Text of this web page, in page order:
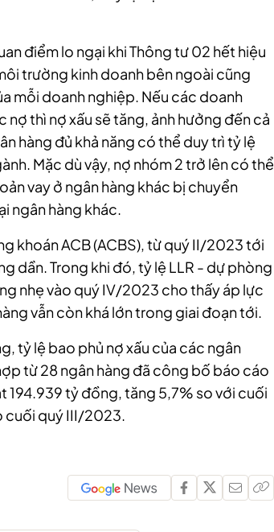
điểm lo ngại khi Thông tư 02 hết hiệu
trường kinh doanh bên ngoài cũng
mỗi doanh nghiệp. Nếu các doanh
thì nợ xấu sẽ tăng, ảnh hưởng đến cả
hàng đủ khả năng có thể duy trì tỷ lệ
Mặc dù vậy, nợ nhóm 2 trở lên có thể
vay ở ngân hàng khác bị chuyển
ngân hàng khác.
khoán ACB (ACBS), từ quý II/2023 tới
dần. Trong khi đó, tỷ lệ LLR - dự phòng
nhẹ vào quý IV/2023 cho thấy áp lực
vẫn còn khá lớn trong giai đoạn tới.
tỷ lệ bao phủ nợ xấu của các ngân
từ 28 ngân hàng đã công bố báo cáo
194.939 tỷ đồng, tăng 5,7% so với cuối
cuối quý III/2023.